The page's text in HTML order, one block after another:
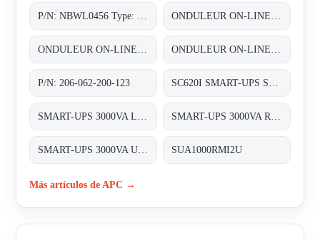
P/N: 206-062-200-123
SUA1000RMI2U
Más artículos de APC →